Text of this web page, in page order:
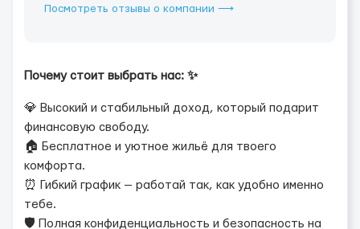
Посмотреть отзывы о компании ⟶
Почему стоит выбрать нас: ✨
💎 Высокий и стабильный доход, который подарит
финансовую свободу.
🏠 Бесплатное и уютное жильё для твоего
комфорта.
⏰ Гибкий график — работай так, как удобно именно
тебе.
🛡 Полная конфиденциальность и безопасность на